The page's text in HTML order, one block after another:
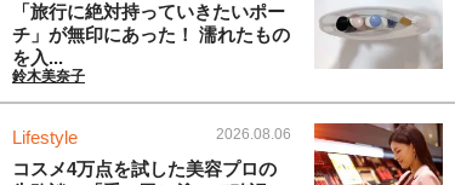
「旅行に絶対持っていきたいポー
チ」が無印にあった！ 濡れたもの
を入...
鈴木美奈子
Lifestyle 2026.08.06
コスメ4万点を試した美容プロの